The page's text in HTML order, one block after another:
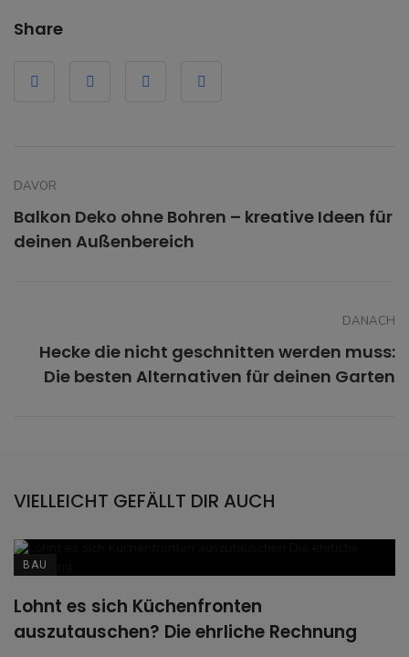
Share
DAVOR
Balkon Deko ohne Bohren – kreative Ideen für
deinen Außenbereich
DANACH
Hecke die nicht geschnitten werden muss:
Die besten Alternativen für deinen Garten
VIELLEICHT GEFÄLLT DIR AUCH
BAU
Lohnt es sich Küchenfronten
auszutauschen? Die ehrliche Rechnung